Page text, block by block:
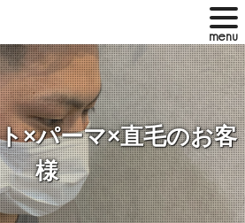
×パーマ×直毛のお客
様